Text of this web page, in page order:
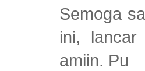
Semoga
ini, lancar
amiin. Pu